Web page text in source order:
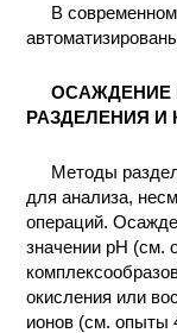
ХИМИЯ НА
В
ОСАЖДЕНИЕ
РАЗДЕЛЕНИЯ И
Методы
для анализа,
операций.
значении рН (см.
окисления или
ионов (см. опыты